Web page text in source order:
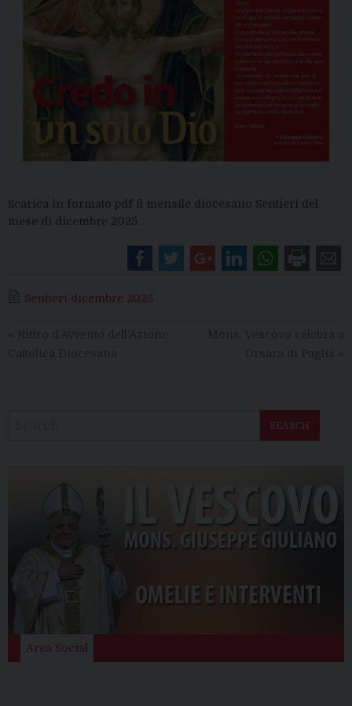
Scarica in formato pdf il mensile diocesano Sentieri del
mese di dicembre 2025.
Sentieri dicembre 2025
SEARCH
Area Social